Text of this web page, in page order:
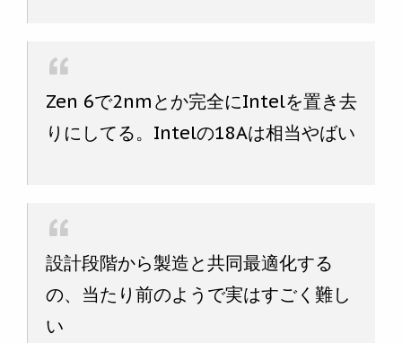
Zen 6で2nmとか完全にIntelを置き去
りにしてる。Intelの18Aは相当やばい
設計段階から製造と共同最適化する
の、当たり前のようで実はすごく難し
い